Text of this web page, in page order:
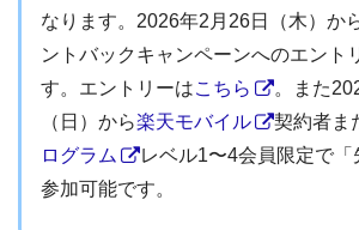
なります。2026年2月26日（木）か
ントバックキャンペーンへのエント
す。エントリーはこちら
。また
（日）から楽天モバイル 契約者ま
ログラム
レベル1〜4会員限定で「
参加可能です。